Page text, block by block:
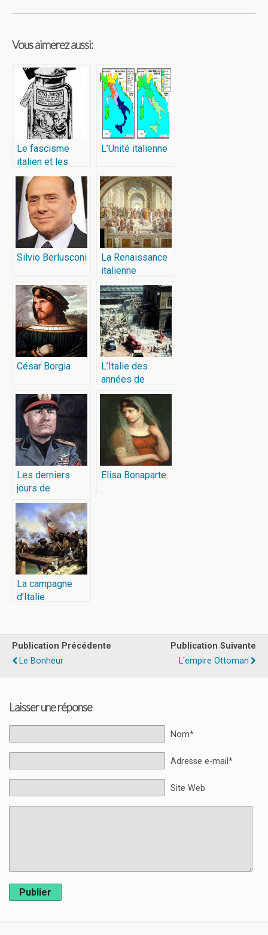
Vous aimerez aussi:
Le fascisme
italien et les
Juifs
L’Unité italienne
Silvio Berlusconi
La Renaissance
italienne
César Borgia
L’Italie des
années de
plomb
Les derniers
jours de
Mussolini
Elisa Bonaparte
La campagne
d’Italie
Publication Précédente
Le Bonheur
Publication Suivante
L'empire Ottoman
Laisser une réponse
Nom*
Adresse e-mail*
Site Web
Publier